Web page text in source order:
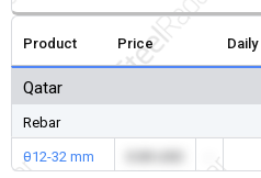
Product Price
Qatar
Rebar
θ12-32 mm